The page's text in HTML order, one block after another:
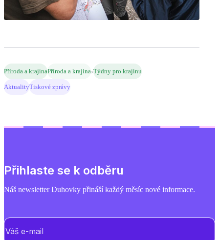
Příroda a krajinaPříroda a krajina›Týdny pro krajinu
AktualityTiskové zprávy
Přihlaste se k odběru
Náš newsletter Duhovky přináší každý měsíc nové informace.
E-mail